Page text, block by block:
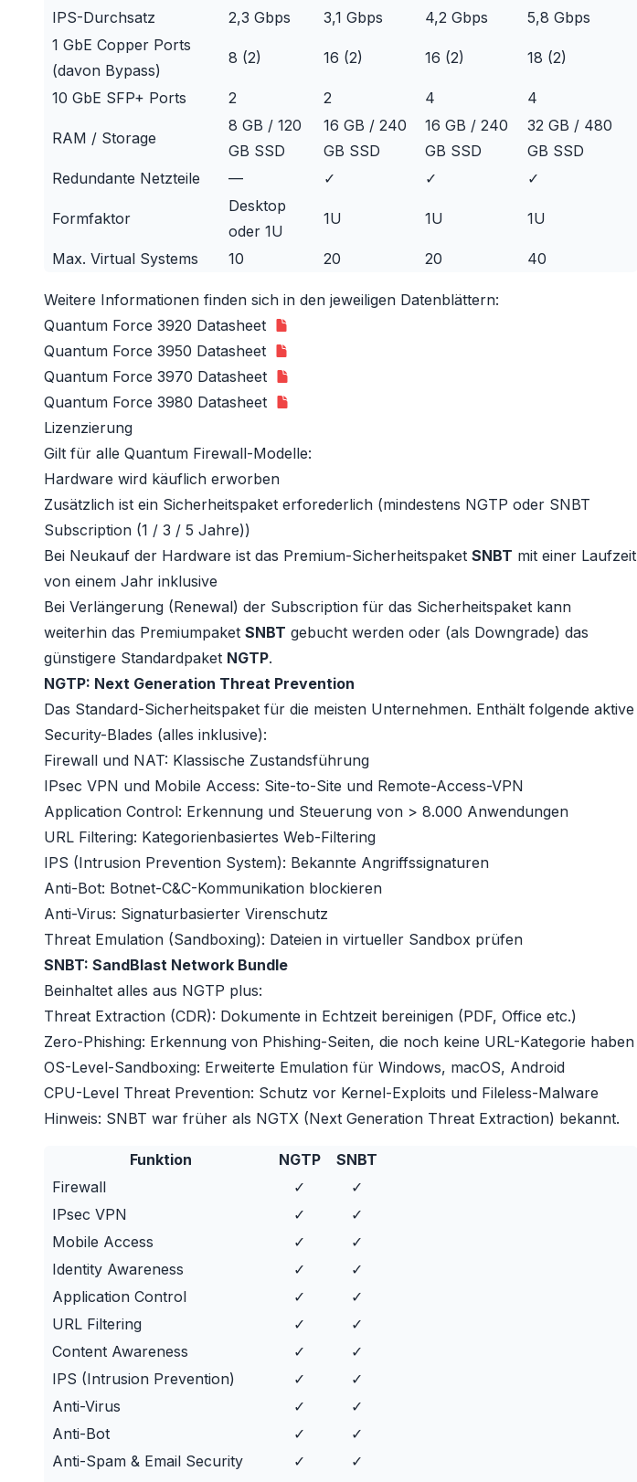
IPS-Durchsatz 2,3 Gbps 3,1 Gbps 4,2 Gbps
5,8 Gbps
1 GbE Copper Ports
(davon Bypass)
8 (2) 16 (2) 16 (2) 18 (2)
10 GbE SFP+ Ports 2 2 4 4
RAM / Storage
8 GB / 120
GB SSD
16 GB / 240
GB SSD
16 GB / 240
GB SSD
32 GB / 480
GB SSD
Redundante Netzteile
— ✓ ✓ ✓
Formfaktor
Desktop
oder 1U
1U 1U 1U
Max. Virtual Systems 10 20 20 40
Weitere Informationen finden sich in den jeweiligen Datenblättern:
Quantum Force 3920 Datasheet
Quantum Force 3950 Datasheet
Quantum Force 3970 Datasheet
Quantum Force 3980 Datasheet
Lizenzierung
Gilt für alle Quantum Firewall-Modelle:
Hardware wird käuflich erworben
Zusätzlich ist ein Sicherheitspaket erforederlich (mindestens NGTP oder SNBT
Subscription (1 / 3 / 5 Jahre))
Bei Neukauf der Hardware ist das Premium-Sicherheitspaket SNBT mit einer Laufzeit
von einem Jahr inklusive
Bei Verlängerung (Renewal) der Subscription für das Sicherheitspaket kann
weiterhin das Premiumpaket SNBT gebucht werden oder (als Downgrade) das
günstigere Standardpaket NGTP.
NGTP: Next Generation Threat Prevention
Das Standard-Sicherheitspaket für die meisten Unternehmen. Enthält folgende aktive
Security-Blades (alles inklusive):
Firewall und NAT: Klassische Zustandsführung
IPsec VPN und Mobile Access: Site-to-Site und Remote-Access-VPN
Application Control: Erkennung und Steuerung von > 8.000 Anwendungen
URL Filtering: Kategorienbasiertes Web-Filtering
IPS (Intrusion Prevention System): Bekannte Angriffssignaturen
Anti-Bot: Botnet-C&C-Kommunikation blockieren
Anti-Virus: Signaturbasierter Virenschutz
Threat Emulation (Sandboxing): Dateien in virtueller Sandbox prüfen
SNBT: SandBlast Network Bundle
Beinhaltet alles aus NGTP plus:
Threat Extraction (CDR): Dokumente in Echtzeit bereinigen (PDF, Office etc.)
Zero-Phishing: Erkennung von Phishing-Seiten, die noch keine URL-Kategorie haben
OS-Level-Sandboxing: Erweiterte Emulation für Windows, macOS, Android
CPU-Level Threat Prevention: Schutz vor Kernel-Exploits und Fileless-Malware
Hinweis: SNBT war früher als NGTX (Next Generation Threat Extraction) bekannt.
Funktion NGTP
SNBT
Firewall
✓
✓
IPsec VPN
✓
✓
Mobile Access
✓
✓
Identity Awareness
✓
✓
Application Control
✓
✓
URL Filtering
✓
✓
Content Awareness
✓
✓
IPS (Intrusion Prevention)
✓
✓
Anti-Virus
✓
✓
Anti-Bot
✓
✓
Anti-Spam & Email Security
✓
✓